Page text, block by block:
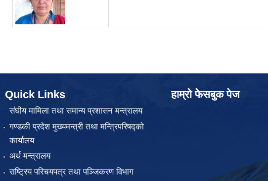
Quick Links
संघीय मामिला तथा समान्य प्रशासन मन्त्रालय
गण्डकी प्रदेश मुख्यमन्त्री तथा मन्त्रिपरिषद्को
कार्यालय
अर्थ मन्त्रालय
राष्ट्रिय परिचयपत्र तथा पञ्जिकरण विभाग
हाम्रो फेसबुक पेज